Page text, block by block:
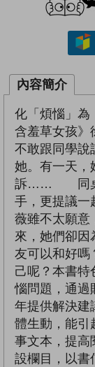
內容簡介
化「煩惱」為
含羞草女孩》
不敢跟同學說
她。有一天，
訴…… 同桌
手，更提議一
薇雖不太願意
來，她們卻
友可以和好嗎
己呢？本書特
惱問題，通過
年提供解決建
體生動，能引
事文本，提高
設欄目，以書